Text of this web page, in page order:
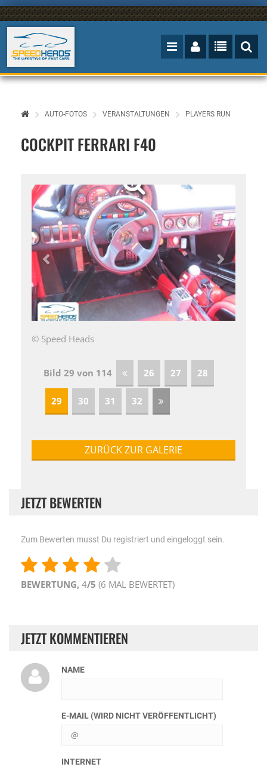
AUTO-FOTOS VERANSTALTUNGEN PLAYERS RUN
COCKPIT FERRARI F40
© Speed Heads
Bild 29 von 114 26 27 28
29 30 31 32
ZURÜCK ZUR GALERIE
JETZT BEWERTEN
Zum Bewerten musst Du registriert und eingeloggt sein.
BEWERTUNG, 4/5 (6 MAL BEWERTET)
JETZT KOMMENTIEREN
NAME
E-MAIL (WIRD NICHT VERÖFFENTLICHT)
INTERNET